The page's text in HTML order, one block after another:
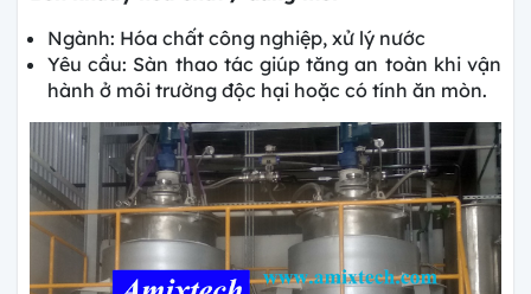
Ngành: Hóa chất công nghiệp, xử lý nước
Yêu cầu: Sàn thao tác giúp tăng an toàn khi vận
hành ở môi trường độc hại hoặc có tính ăn mòn.